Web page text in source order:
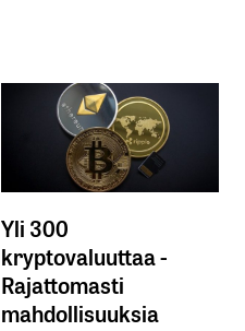
Yli 300
kryptovaluuttaa -
Rajattomasti
mahdollisuuksia